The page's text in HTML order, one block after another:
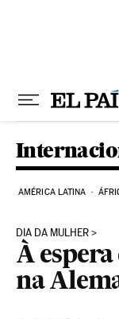
AMÉRICA LATINA
DIA DA MULHER
À
na